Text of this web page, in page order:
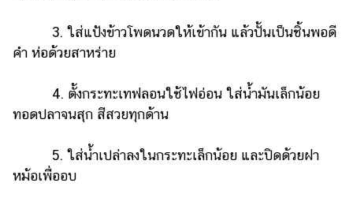
3. ใส่แป้งข้าวโพดนวดให้เข้ากัน แล้วปั้นเป็นชิ้นพอดี
คำ ห่อด้วยสาหร่าย
4. ตั้งกระทะเทฟลอนใช้ไฟอ่อน ใส่น้ำมันเล็กน้อย
ทอดปลาจนสุก สีสวยทุกด้าน
5. ใส่น้ำเปล่าลงในกระทะเล็กน้อย และปิดด้วยฝา
หม้อเพื่ออบ